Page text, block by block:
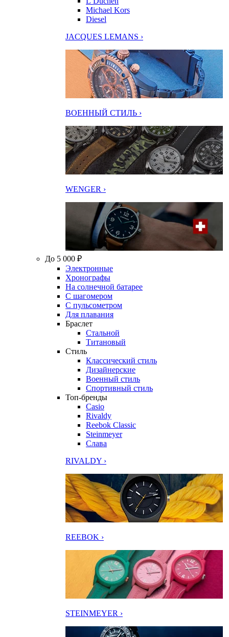
Michael Kors
Diesel
JACQUES LEMANS ›
ВОЕННЫЙ СТИЛЬ ›
WENGER ›
До 5 000 ₽
Электронные
Хронографы
На солнечной батарее
С шагомером
С пульсометром
Для плавания
Браслет
Стальной
Титановый
Стиль
Классический стиль
Дизайнерские
Военный стиль
Спортивный стиль
Топ-бренды
Casio
Rivaldy
Reebok Classic
Steinmeyer
Слава
RIVALDY ›
REEBOK ›
STEINMEYER ›